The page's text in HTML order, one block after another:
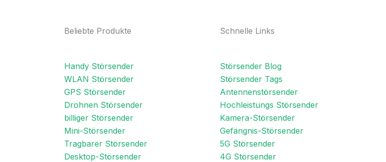
Beliebte Produkte
Handy Störsender
WLAN Störsender
GPS Störsender
Drohnen Störsender
billiger Störsender
Mini-Störsender
Tragbarer Störsender
Desktop-Störsender
Schnelle Links
Störsender Blog
Störsender Tags
Antennenstörsender
Hochleistungs Störsender
Kamera-Störsender
Gefängnis-Störsender
5G Störsender
4G Störsender